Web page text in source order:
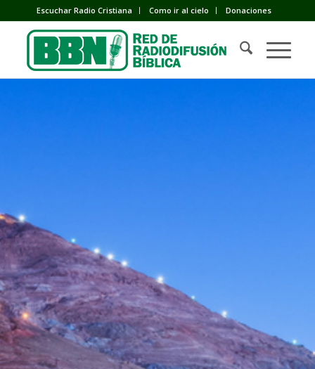
Escuchar Radio Cristiana Como ir al cielo Donaciones